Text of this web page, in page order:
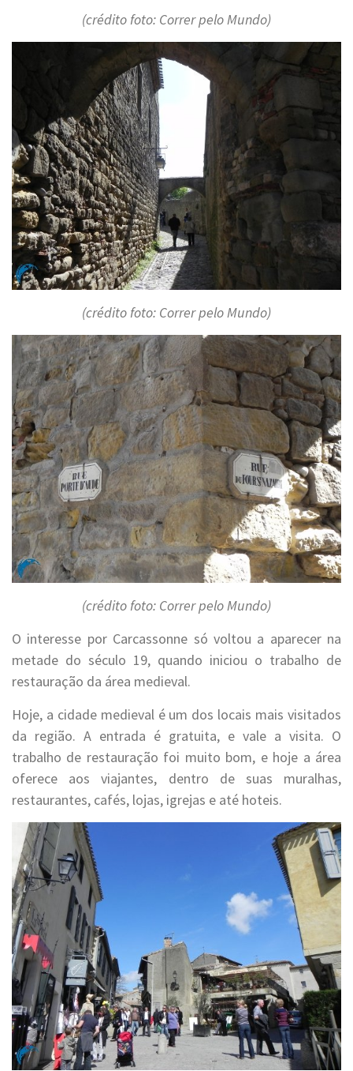
(crédito foto: Correr pelo Mundo)
(crédito foto: Correr pelo Mundo)
(crédito foto: Correr pelo Mundo)
O interesse por Carcassonne só voltou a aparecer na
metade do século 19, quando iniciou o trabalho de
restauração da área medieval.
Hoje, a cidade medieval é um dos locais mais visitados
da região. A entrada é gratuita, e vale a visita. O
trabalho de restauração foi muito bom, e hoje a área
oferece aos viajantes, dentro de suas muralhas,
restaurantes, cafés, lojas, igrejas e até hoteis.